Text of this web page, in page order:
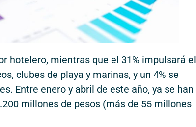
hotelero, mientras que el 31% impulsará el
clubes de playa y marinas, y un 4% se
Entre enero y abril de este año, ya se han
millones de pesos (más de 55 millones